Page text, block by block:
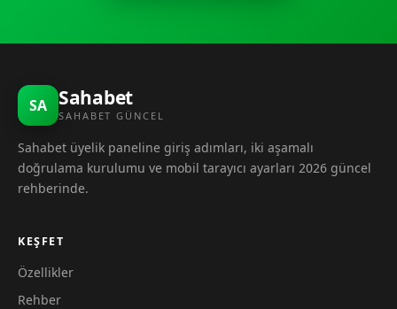
SA Sahabet
SAHABET GÜNCEL
Sahabet üyelik paneline giriş adımları, iki aşamalı
doğrulama kurulumu ve mobil tarayıcı ayarları 2026 güncel
rehberinde.
KEŞFET
Özellikler
Rehber